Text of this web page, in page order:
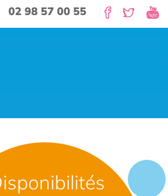
02 98 57 00 55
PDF DATES OUVERTURE RÉSERVATION